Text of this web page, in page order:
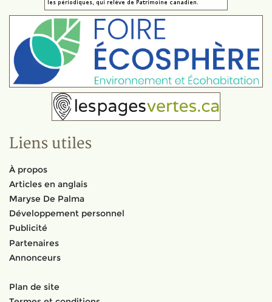
Liens utiles
À propos
Articles en anglais
Maryse De Palma
Développement personnel
Publicité
Partenaires
Annonceurs
Plan de site